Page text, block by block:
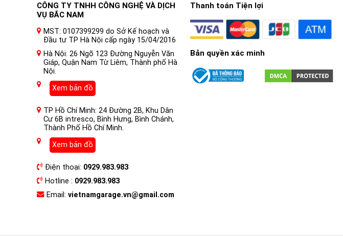
CÔNG TY TNHH CÔNG NGHỆ VÀ DỊCH
VỤ BẮC NAM
MST: 0107399299 do Sở Kế hoạch và
Đầu tư TP Hà Nội cấp ngày 15/04/2016
Hà Nội: 26 Ngõ 123 Đường Nguyễn Văn
Giáp, Quận Nam Từ Liêm, Thành phố Hà
Nội.
Xem bản đồ
TP Hồ Chí Minh: 24 Đường 2B, Khu Dân
Cư 6B intresco, Bình Hưng, Bình Chánh,
Thành Phố Hồ Chí Minh.
Xem bản đồ
Điện thoại: 0929.983.983
Hotline : 0929.983.983
Email: vietnamgarage.vn@gmail.com
Thanh toán Tiện lợi
Bản quyền xác minh